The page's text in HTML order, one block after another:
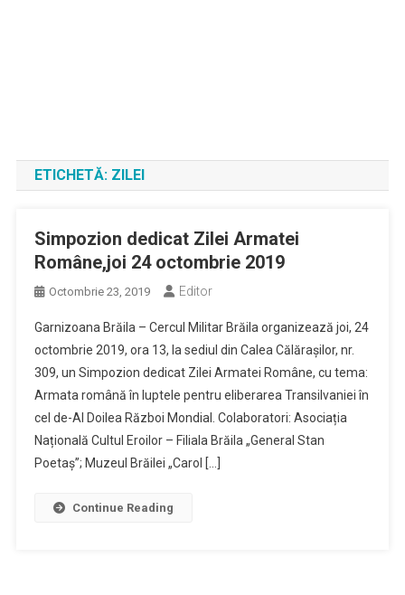
ETICHETĂ: ZILEI
Simpozion dedicat Zilei Armatei
Române,joi 24 octombrie 2019
Octombrie 23, 2019 Editor
Garnizoana Brăila – Cercul Militar Brăila organizează joi, 24
octombrie 2019, ora 13, la sediul din Calea Călărașilor, nr.
309, un Simpozion dedicat Zilei Armatei Române, cu tema:
Armata română în luptele pentru eliberarea Transilvaniei în
cel de-Al Doilea Război Mondial. Colaboratori: Asociația
Națională Cultul Eroilor – Filiala Brăila „General Stan
Poetaș”; Muzeul Brăilei „Carol […]
Continue Reading